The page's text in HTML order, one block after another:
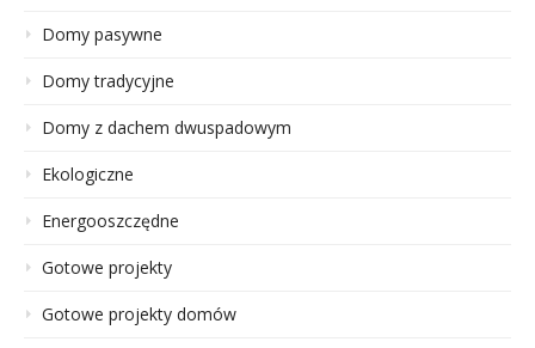
Domy pasywne
Domy tradycyjne
Domy z dachem dwuspadowym
Ekologiczne
Energooszczędne
Gotowe projekty
Gotowe projekty domów